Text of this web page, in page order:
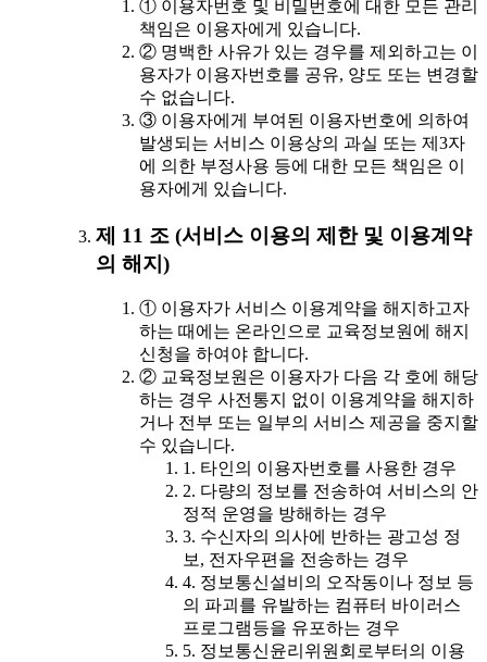
① 이용자번호 및 비밀번호에 대한 모든 관리
책임은 이용자에게 있습니다.
② 명백한 사유가 있는 경우를 제외하고는 이
용자가 이용자번호를 공유, 양도 또는 변경할
수 없습니다.
③ 이용자에게 부여된 이용자번호에 의하여
발생되는 서비스 이용상의 과실 또는 제3자
에 의한 부정사용 등에 대한 모든 책임은 이
용자에게 있습니다.
제 11 조 (서비스 이용의 제한 및 이용계약
의 해지)
① 이용자가 서비스 이용계약을 해지하고자
하는 때에는 온라인으로 교육정보원에 해지
신청을 하여야 합니다.
② 교육정보원은 이용자가 다음 각 호에 해당
하는 경우 사전통지 없이 이용계약을 해지하
거나 전부 또는 일부의 서비스 제공을 중지할
수 있습니다.
1. 타인의 이용자번호를 사용한 경우
2. 다량의 정보를 전송하여 서비스의 안
정적 운영을 방해하는 경우
3. 수신자의 의사에 반하는 광고성 정
보, 전자우편을 전송하는 경우
4. 정보통신설비의 오작동이나 정보 등
의 파괴를 유발하는 컴퓨터 바이러스
프로그램등을 유포하는 경우
5. 정보통신윤리위원회로부터의 이용